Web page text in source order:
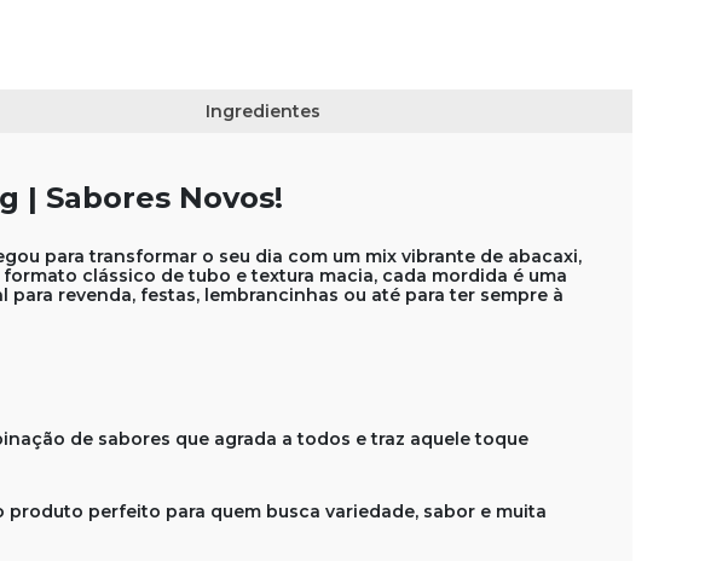
| Sabores Novos!
para transformar o seu dia com um mix vibrante de abacaxi,
clássico de tubo e textura macia, cada mordida é uma
revenda, festas, lembrancinhas ou até para ter sempre à
de sabores que agrada a todos e traz aquele toque
perfeito para quem busca variedade, sabor e muita
Ingredientes